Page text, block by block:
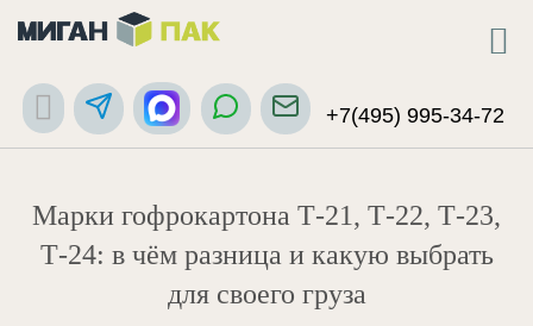
+7(495) 995-34-72
Марки гофрокартона Т-21, Т-22, Т-23,
Т-24: в чём разница и какую выбрать
для своего груза